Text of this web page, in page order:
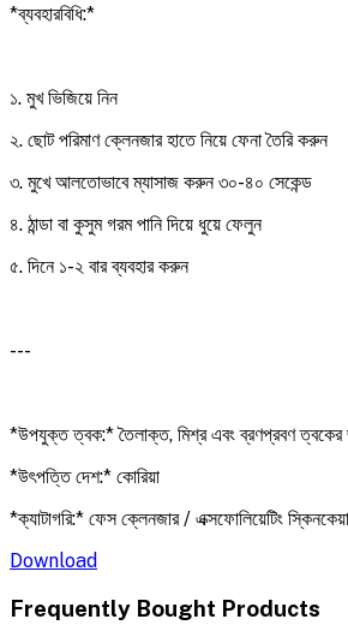
*ব্যবহারবিধি:*
১. মুখ ভিজিয়ে নিন
২. ছোট পরিমাণ ক্লেনজার হাতে নিয়ে ফেনা তৈরি করুন
৩. মুখে আলতোভাবে ম্যাসাজ করুন ৩০-৪০ সেকেন্ড
৪. ঠান্ডা বা কুসুম গরম পানি দিয়ে ধুয়ে ফেলুন
৫. দিনে ১-২ বার ব্যবহার করুন
---
*উপযুক্ত ত্বক:* তৈলাক্ত, মিশ্র এবং ব্রণপ্রবণ
*উৎপত্তি দেশ:* কোরিয়া
*ক্যাটাগরি:* ফেস ক্লেনজার / এক্সফোলিয়েটিং
Download
Frequently Bought Products